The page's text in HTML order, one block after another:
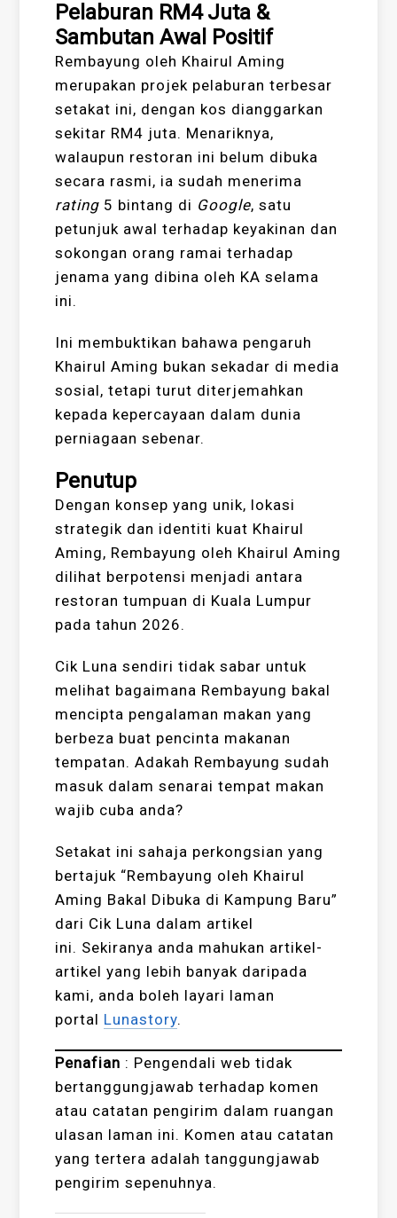
Pelaburan RM4 Juta &
Sambutan Awal Positif
Rembayung oleh Khairul Aming
merupakan projek pelaburan terbesar
setakat ini, dengan kos dianggarkan
sekitar RM4 juta. Menariknya,
walaupun restoran ini belum dibuka
secara rasmi, ia sudah menerima
rating 5 bintang di Google, satu
petunjuk awal terhadap keyakinan dan
sokongan orang ramai terhadap
jenama yang dibina oleh KA selama
ini.
Ini membuktikan bahawa pengaruh
Khairul Aming bukan sekadar di media
sosial, tetapi turut diterjemahkan
kepada kepercayaan dalam dunia
perniagaan sebenar.
Penutup
Dengan konsep yang unik, lokasi
strategik dan identiti kuat Khairul
Aming, Rembayung oleh Khairul Aming
dilihat berpotensi menjadi antara
restoran tumpuan di Kuala Lumpur
pada tahun 2026.
Cik Luna sendiri tidak sabar untuk
melihat bagaimana Rembayung bakal
mencipta pengalaman makan yang
berbeza buat pencinta makanan
tempatan. Adakah Rembayung sudah
masuk dalam senarai tempat makan
wajib cuba anda?
Setakat ini sahaja perkongsian yang
bertajuk “Rembayung oleh Khairul
Aming Bakal Dibuka di Kampung Baru”
dari Cik Luna dalam artikel
ini. Sekiranya anda mahukan artikel-
artikel yang lebih banyak daripada
kami, anda boleh layari laman
portal Lunastory.
Penafian : Pengendali web tidak
bertanggungjawab terhadap komen
atau catatan pengirim dalam ruangan
ulasan laman ini. Komen atau catatan
yang tertera adalah tanggungjawab
pengirim sepenuhnya.